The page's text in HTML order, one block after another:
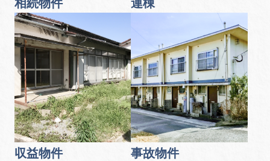
相続物件 連棟
収益物件 事故物件